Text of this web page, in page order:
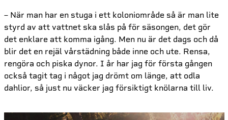
– När man har en stuga i ett koloniområde så är man lite
styrd av att vattnet ska slås på för säsongen, det gör
det enklare att komma igång. Men nu är det dags och då
blir det en rejäl vårstädning både inne och ute. Rensa,
rengöra och piska dynor. I år har jag för första gången
också tagit tag i något jag drömt om länge, att odla
dahlior, så just nu väcker jag försiktigt knölarna till liv.